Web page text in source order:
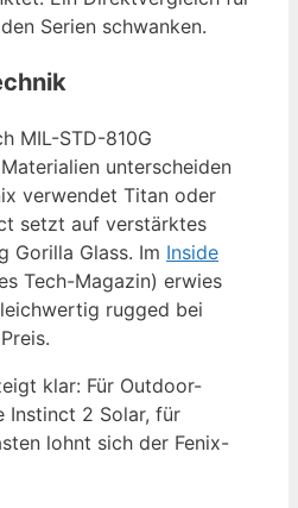
Serien schwanken.
MIL-STD-810G
unterscheiden
verwendet Titan oder
setzt auf verstärktes
Gorilla Glass. Im Inside
Tech-Magazin) erwies
rugged bei
klar: Für Outdoor-
Instinct 2 Solar, für
lohnt sich der Fenix-